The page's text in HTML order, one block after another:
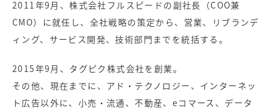
2011年9月、株式会社フルスピードの副社長（COO兼
CMO）に就任し、全社戦略の策定から、営業、リブランデ
ィング、サービス開発、技術部門までを統括する。
2015年9月、タグピク株式会社を創業。
その他、現在までに、アド・テクノロジー、インターネッ
ト広告以外に、小売・流通、不動産、eコマース、データ